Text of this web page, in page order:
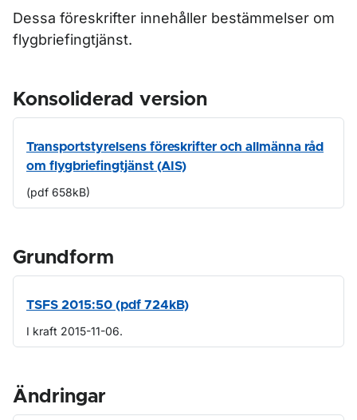
Dessa föreskrifter innehåller bestämmelser om
flygbriefingtjänst.
Konsoliderad version
Transportstyrelsens föreskrifter och allmänna råd
om flygbriefingtjänst (AIS)
(pdf 658kB)
Grundform
TSFS 2015:50 (pdf 724kB)
I kraft 2015-11-06.
Ändringar